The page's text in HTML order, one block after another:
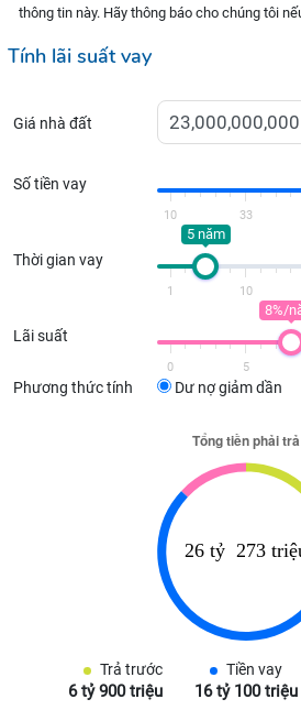
thông tin này. Hãy thông báo cho chúng tôi
Tính lãi suất vay
Giá nhà đất
Số tiền vay
10 33
Thời gian vay
5 năm
1 10
Lãi suất
8%/
0 5
Phương thức tính Dư nợ giảm dần
Trả trước
6 tỷ 900 triệu
Tiền vay
16 tỷ 100 triệu